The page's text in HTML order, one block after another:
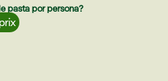
pasta por persona?